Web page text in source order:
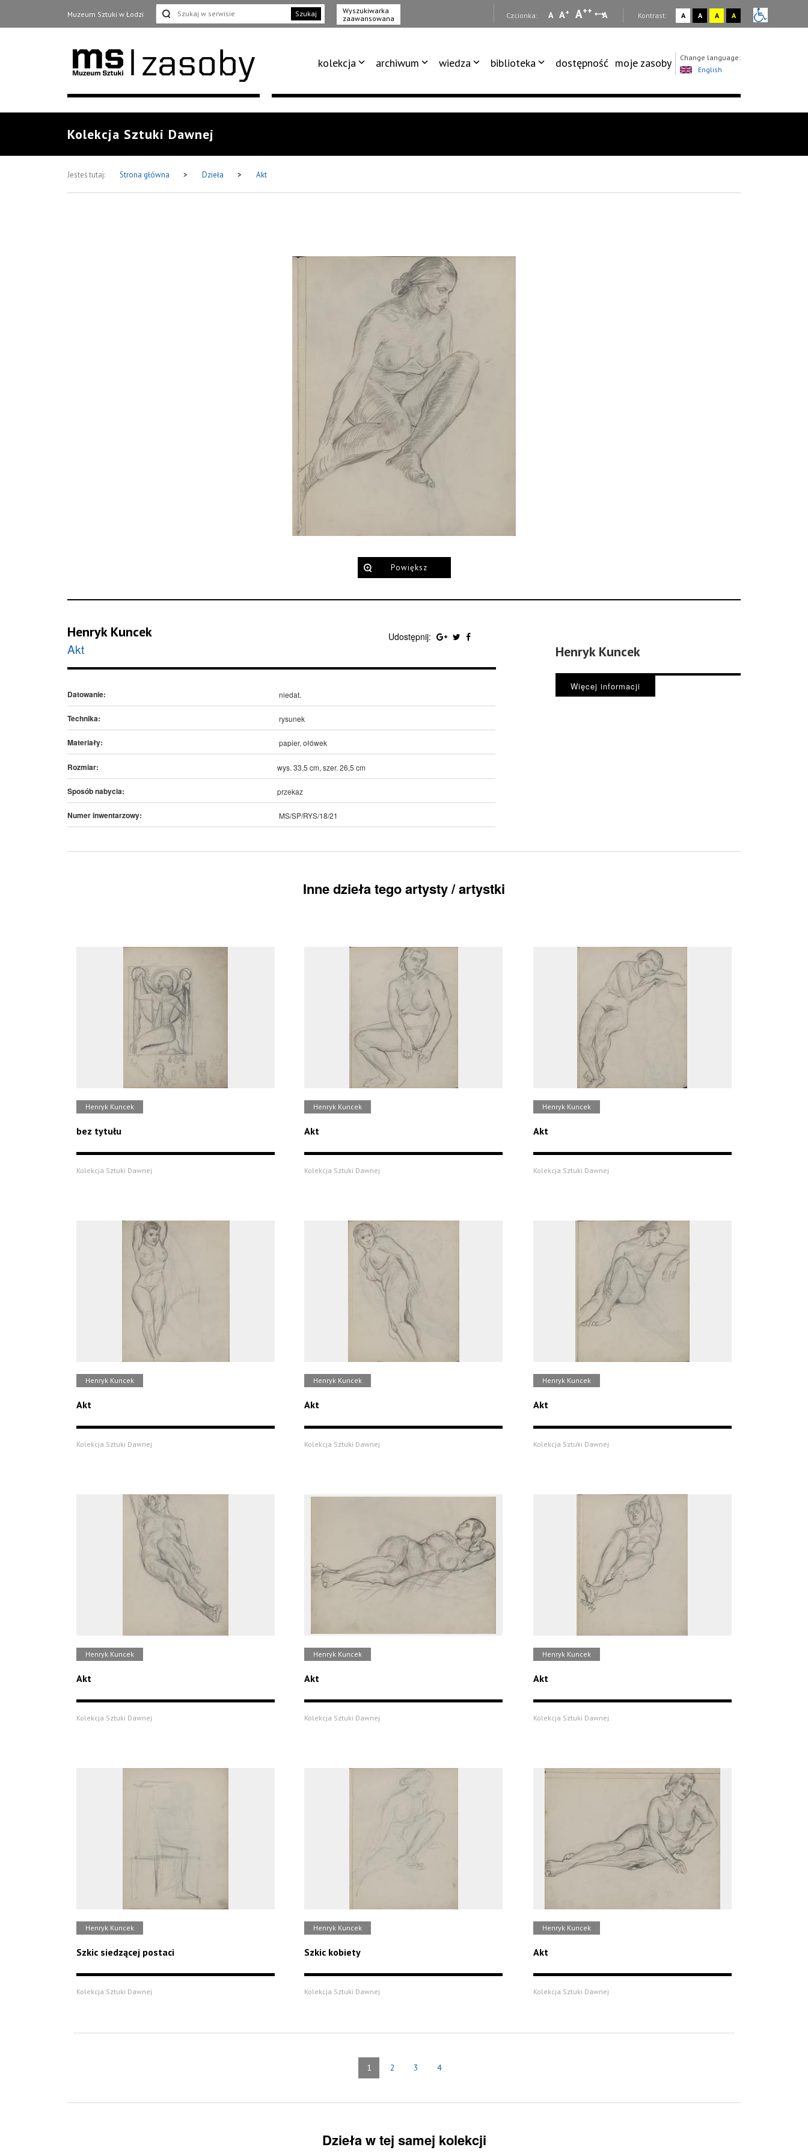
Muzeum Sztuki w Łodzi Szukaj
Wyszukiwarka
zaawansowana
Czcionka: A A+ A++ A Kontrast: A A A A
kolekcja archiwum wiedza biblioteka dostępność moje zasoby
Change language:
English
Kolekcja Sztuki Dawnej
Jesteś tutaj: Strona główna > Dzieła > Akt
Powiększ
Henryk Kuncek
Akt
Udostępnij:
Datowanie: niedat.
Technika: rysunek
Materiały: papier, ołówek
Rozmiar: wys. 33,5 cm, szer. 26,5 cm
Sposób nabycia: przekaz
Numer inwentarzowy: MS/SP/RYS/18/21
Henryk Kuncek
Więcej informacji
Inne dzieła tego artysty / artystki
Henryk Kuncek
bez tytułu
Kolekcja Sztuki Dawnej
Henryk Kuncek
Akt
Kolekcja Sztuki Dawnej
Henryk Kuncek
Akt
Kolekcja Sztuki Dawnej
Henryk Kuncek
Akt
Kolekcja Sztuki Dawnej
Henryk Kuncek
Akt
Kolekcja Sztuki Dawnej
Henryk Kuncek
Akt
Kolekcja Sztuki Dawnej
Henryk Kuncek
Akt
Kolekcja Sztuki Dawnej
Henryk Kuncek
Akt
Kolekcja Sztuki Dawnej
Henryk Kuncek
Akt
Kolekcja Sztuki Dawnej
Henryk Kuncek
Szkic siedzącej postaci
Kolekcja Sztuki Dawnej
Henryk Kuncek
Szkic kobiety
Kolekcja Sztuki Dawnej
Henryk Kuncek
Akt
Kolekcja Sztuki Dawnej
1 2 3 4
Dzieła w tej samej kolekcji